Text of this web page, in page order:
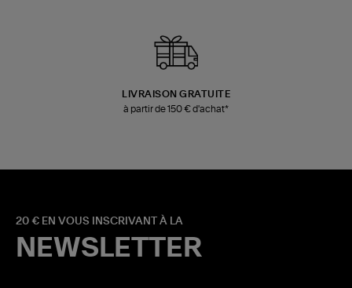
LIVRAISON GRATUITE
à partir de 150 € d'achat*
20 € EN VOUS INSCRIVANT À LA
NEWSLETTER